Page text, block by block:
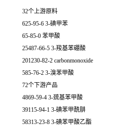
32个上游原料
625-95-6 3-碘甲苯
65-85-0 苯甲酸
25487-66-5 3-羧基苯硼酸
201230-82-2 carbonmonoxide
585-76-2 3-溴苯甲酸
72个下游产品
4869-59-4 3-巯基苯甲酸
39115-94-1 3-碘苯甲酰肼
58313-23-8 3-碘苯甲酸乙酯